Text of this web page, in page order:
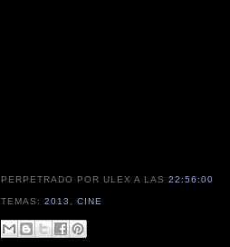
PERPETRADO POR ULEXA LAS22:56:00
TEMAS:2013 ,CINE